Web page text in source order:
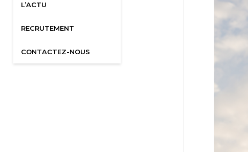
L’ACTU
RECRUTEMENT
CONTACTEZ-NOUS